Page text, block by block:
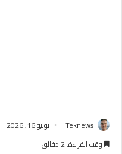
Teknews يونيو 16, 2026
وقت القراءة: 2 دقائق